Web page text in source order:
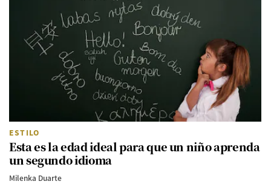
ESTILO
Esta es la edad ideal para que un niño aprenda
un segundo idioma
Milenka Duarte